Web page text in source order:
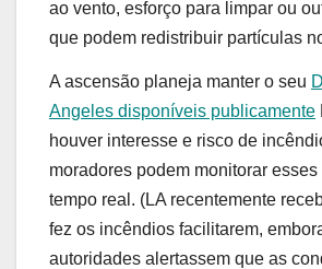
ao vento, esforço para limpar ou
que podem redistribuir partículas
A ascensão planeja manter o seu
Angeles disponíveis publicamente
houver interesse e risco de
moradores podem monitorar
tempo real. (LA recentemente
fez os incêndios facilitarem,
autoridades alertassem que as